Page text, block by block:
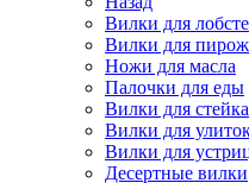
Вилки для
Вилки для
Ножи для масла
Палочки для еды
Вилки для стейка
Вилки для
Вилки для
Десертные вилки